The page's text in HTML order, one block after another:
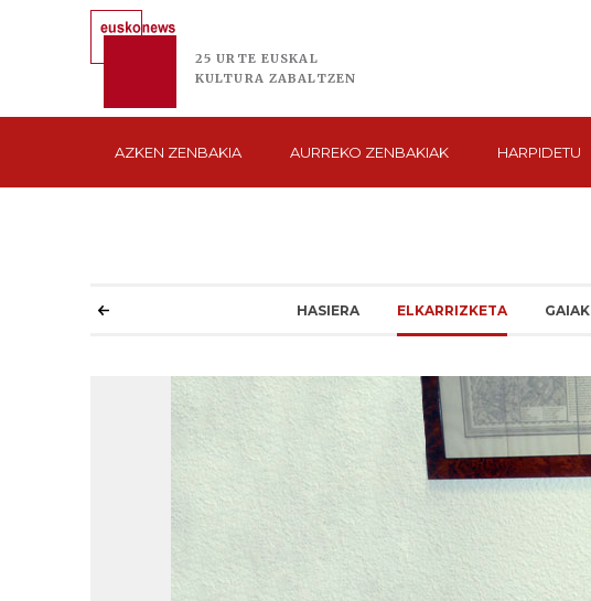
25 URTE EUSKAL
KULTURA ZABALTZEN
AZKEN ZENBAKIA AURREKO ZENBAKIAK HARPIDETU
HASIERA ELKARRIZKETA GAIAK